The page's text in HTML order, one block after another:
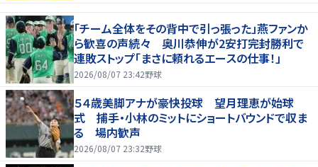
「チーム全体をその背中で引っ張った」燕ファンか
ら歓喜の声続々 奥川恭伸が2安打完封勝利で
連敗ストップ「まさに頼れるエースの仕事！」
2026/08/07 23:42野球
５４歳美脚アナが豪快投球 望月理恵が始球
式 捕手・小林のミットにショートバウンドで収ま
る 場内歓声
2026/08/07 23:32野球